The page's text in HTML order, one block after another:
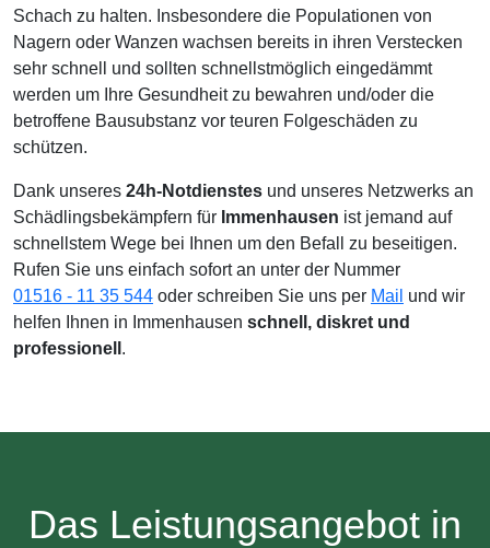
Schach zu halten. Insbesondere die Populationen von
Nagern oder Wanzen wachsen bereits in ihren Verstecken
sehr schnell und sollten schnellstmöglich eingedämmt
werden um Ihre Gesundheit zu bewahren und/oder die
betroffene Bausubstanz vor teuren Folgeschäden zu
schützen.
Dank unseres 24h-Notdienstes und unseres Netzwerks an
Schädlingsbekämpfern für Immenhausen ist jemand auf
schnellstem Wege bei Ihnen um den Befall zu beseitigen.
Rufen Sie uns einfach sofort an unter der Nummer
01516 - 11 35 544 oder schreiben Sie uns per Mail und wir
helfen Ihnen in Immenhausen schnell, diskret und
professionell .
Das Leistungsangebot in